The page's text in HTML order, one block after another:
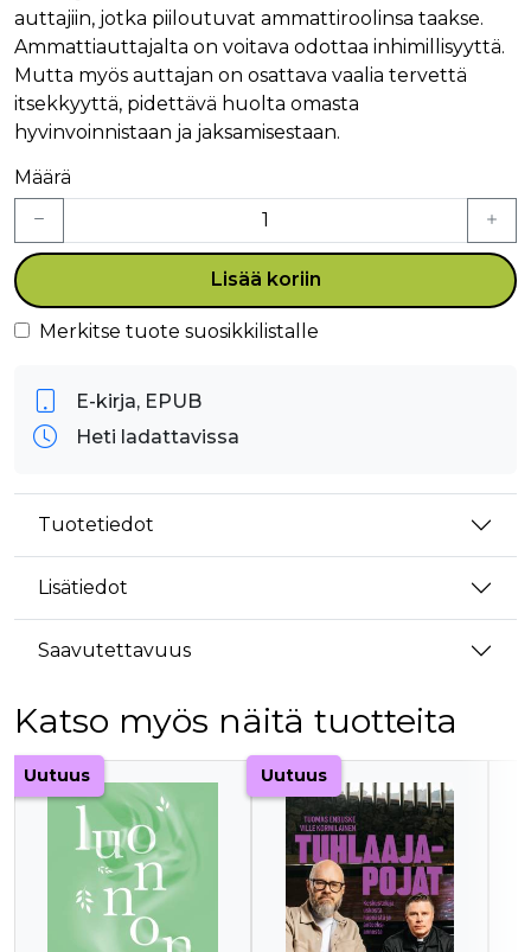
auttajiin, jotka piiloutuvat ammattiroolinsa taakse.
Ammattiauttajalta on voitava odottaa inhimillisyyttä.
Mutta myös auttajan on osattava vaalia tervettä
itsekkyyttä, pidettävä huolta omasta
hyvinvoinnistaan ja jaksamisestaan.
Määrä
Lisää koriin
Merkitse tuote suosikkilistalle
E-kirja, EPUB
Heti ladattavissa
Tuotetiedot
Lisätiedot
Saavutettavuus
Katso myös näitä tuotteita
Tuoteluettelon alku
Uutuus Uutuus